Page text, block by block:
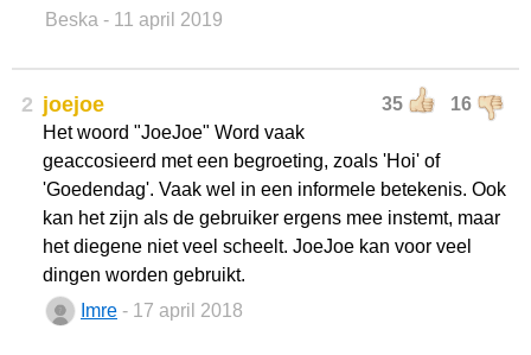
Beska - 11 april 2019
2 35 16
joejoe
Het woord "JoeJoe" Word vaak
geaccosieerd met een begroeting, zoals 'Hoi' of
'Goedendag'. Vaak wel in een informele betekenis. Ook
kan het zijn als de gebruiker ergens mee instemt, maar
het diegene niet veel scheelt. JoeJoe kan voor veel
dingen worden gebruikt.
Imre - 17 april 2018